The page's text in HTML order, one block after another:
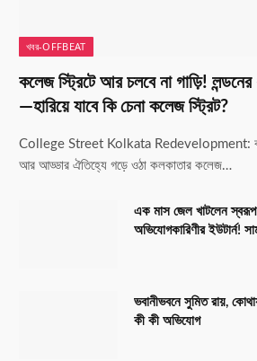
খবর-OFFBEAT
কলেজ স্ট্রিটে আর চলবে না গাড়ি! লন্ডনের
—হারিয়ে যাবে কি চেনা কলেজ স্ট্রিট?
College Street Kolkata Redevelopment:
আর আড্ডার ঐতিহ্যে গড়ে ওঠা কলকাতার কলেজ…
এক মাস জেল খাটলেন স্বরূপ
অভিযোগকারিণীর ইউটার্ন!
ভবানীভবনে সুমিত রায়,
কী কী অভিযোগ